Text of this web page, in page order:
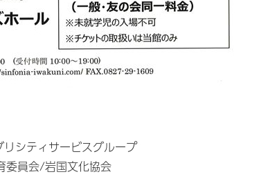
リシティサービスグループ
委員会/岩国文化協会